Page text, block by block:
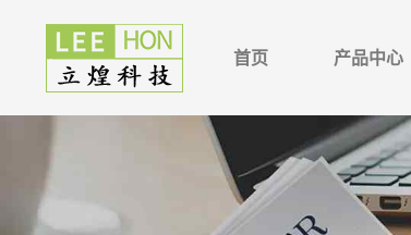
首页 产品中心